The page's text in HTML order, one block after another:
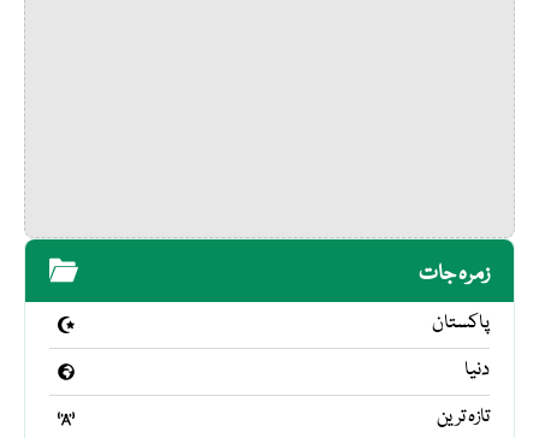
زمرہ جات
پاکستان
دنیا
تازہ ترین